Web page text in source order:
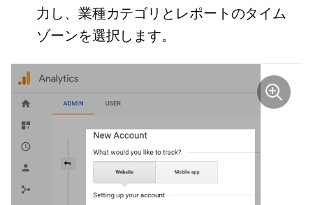
力し、業種カテゴリとレポートのタイム
ゾーンを選択します。